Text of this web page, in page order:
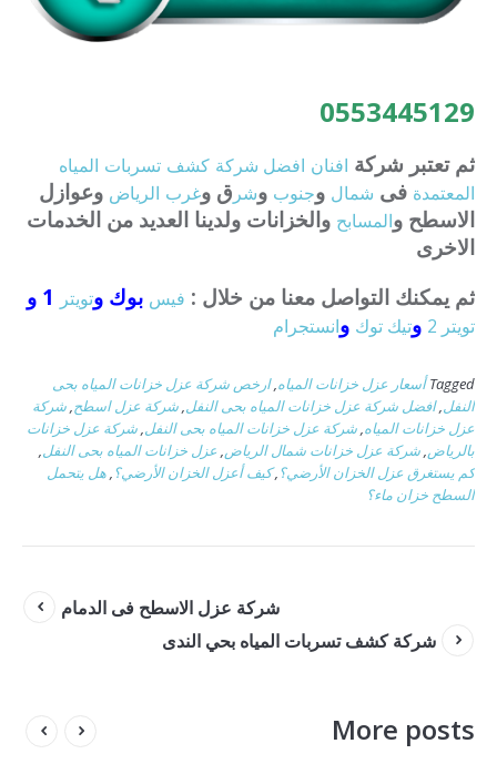
0553445129
ثم تعتبر شركة افنان افضل شركة كشف تسربات المياه
المعتمدة فى شمال وجنوب وشر ق وغرب الرياض وعوازل
الاسطح والمسابح والخزانات ولدينا العديد من الخدمات
الاخرى
ثم يمكنك التواصل معنا من خلال : فيس بوك وتويتر
تويتر 2 وتيك توك وانستجرام
Tagged أسعار عزل خزانات المياه,ارخص شركة عزل خزانات المياه بحى
النفل,افضل شركة عزل خزانات المياه بحى النفل,شركة عزل اسطح,شركة
عزل خزانات المياه,شركة عزل خزانات المياه بحى النفل,شركة عزل خزانات
بالرياض,شركة عزل خزانات شمال الرياض, عزل خزانات المياه بحى النفل,
كم يستغرق عزل الخزان الأرضي؟,كيف أعزل الخزان الأرضي؟,هل يتحمل
السطح خزان ماء؟
شركة عزل الاسطح فى الدمام
شركة كشف تسربات المياه بحي الندى
More posts